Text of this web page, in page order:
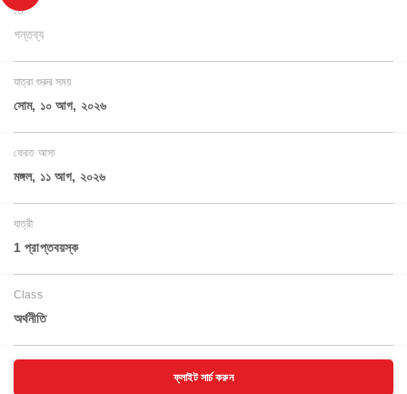
তে
গন্তব্য
যাত্রা শুরুর সময়
সোম, ১০ আগ, ২০২৬
ফেরত আসা
মঙ্গল, ১১ আগ, ২০২৬
যাত্রী
1 প্রাপ্তবয়স্ক
Class
অর্থনীতি
ফ্লাইট সার্চ করুন